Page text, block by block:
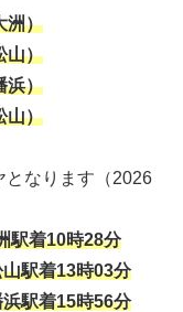
洲）
山）
浜）
山）
となります（2026
駅着10時28分
駅着13時03分
駅着15時56分